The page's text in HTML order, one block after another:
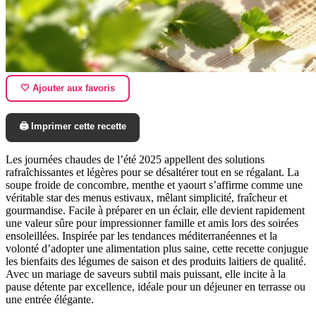
🤍 Ajouter aux favoris
🖨️ Imprimer cette recette
Les journées chaudes de l’été 2025 appellent des solutions
rafraîchissantes et légères pour se désaltérer tout en se régalant. La
soupe froide de concombre, menthe et yaourt s’affirme comme une
véritable star des menus estivaux, mêlant simplicité, fraîcheur et
gourmandise. Facile à préparer en un éclair, elle devient rapidement
une valeur sûre pour impressionner famille et amis lors des soirées
ensoleillées. Inspirée par les tendances méditerranéennes et la
volonté d’adopter une alimentation plus saine, cette recette conjugue
les bienfaits des légumes de saison et des produits laitiers de qualité.
Avec un mariage de saveurs subtil mais puissant, elle incite à la
pause détente par excellence, idéale pour un déjeuner en terrasse ou
une entrée élégante.